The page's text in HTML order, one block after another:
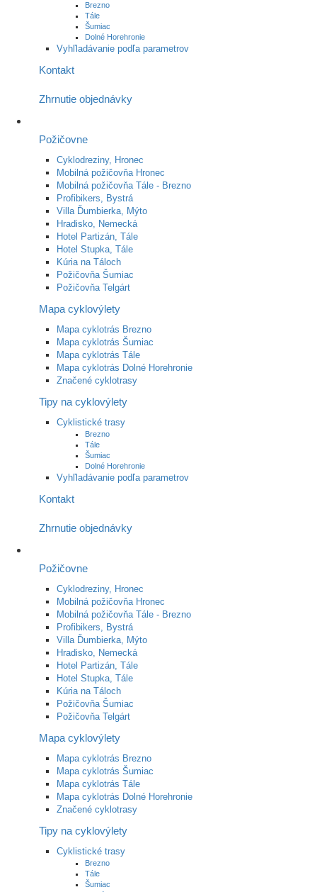
Brezno
Tále
Šumiac
Dolné Horehronie
Vyhľladávanie podľa parametrov
Kontakt
Zhrnutie objednávky
Požičovne
Cyklodreziny, Hronec
Mobilná požičovňa Hronec
Mobilná požičovňa Tále - Brezno
Profibikers, Bystrá
Villa Ďumbierka, Mýto
Hradisko, Nemecká
Hotel Partizán, Tále
Hotel Stupka, Tále
Kúria na Táloch
Požičovňa Šumiac
Požičovňa Telgárt
Mapa cyklovýlety
Mapa cyklotrás Brezno
Mapa cyklotrás Šumiac
Mapa cyklotrás Tále
Mapa cyklotrás Dolné Horehronie
Značené cyklotrasy
Tipy na cyklovýlety
Cyklistické trasy
Brezno
Tále
Šumiac
Dolné Horehronie
Vyhľladávanie podľa parametrov
Kontakt
Zhrnutie objednávky
Požičovne
Cyklodreziny, Hronec
Mobilná požičovňa Hronec
Mobilná požičovňa Tále - Brezno
Profibikers, Bystrá
Villa Ďumbierka, Mýto
Hradisko, Nemecká
Hotel Partizán, Tále
Hotel Stupka, Tále
Kúria na Táloch
Požičovňa Šumiac
Požičovňa Telgárt
Mapa cyklovýlety
Mapa cyklotrás Brezno
Mapa cyklotrás Šumiac
Mapa cyklotrás Tále
Mapa cyklotrás Dolné Horehronie
Značené cyklotrasy
Tipy na cyklovýlety
Cyklistické trasy
Brezno
Tále
Šumiac